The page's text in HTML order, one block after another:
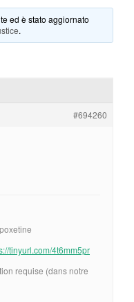
a
i
ed è stato aggiornato
.
#694260
tinyurl.com/4t6mm5pr
requise (dans notre